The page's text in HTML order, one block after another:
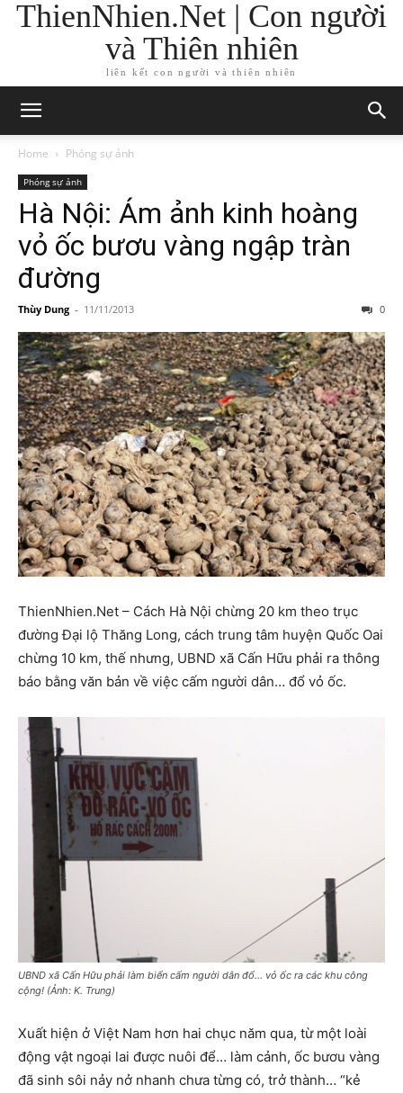
ThienNhien.Net | Con người
và Thiên nhiên
liên kết con người và thiên nhiên
Home Phóng sự ảnh
Phóng sự ảnh
Hà Nội: Ám ảnh kinh hoàng
vỏ ốc bươu vàng ngập tràn
đường
Thùy Dung - 11/11/2013 0
ThienNhien.Net – Cách Hà Nội chừng 20 km theo trục
đường Đại lộ Thăng Long, cách trung tâm huyện Quốc Oai
chừng 10 km, thế nhưng, UBND xã Cấn Hữu phải ra thông
báo bằng văn bản về việc cấm người dân… đổ vỏ ốc.
UBND xã Cấn Hữu phải làm biển cấm người dân đổ… vỏ ốc ra các khu công
cộng! (Ảnh: K. Trung)
Xuất hiện ở Việt Nam hơn hai chục năm qua, từ một loài
động vật ngoại lai được nuôi để… làm cảnh, ốc bươu vàng
đã sinh sôi nảy nở nhanh chưa từng có, trở thành… “kẻ